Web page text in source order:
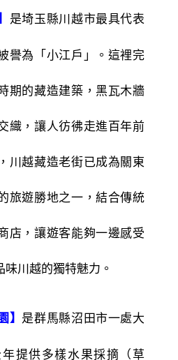
是埼玉縣川越市最具代表
譽為「小江戶」。這裡完
期的藏造建築，黑瓦木牆
織，讓人彷彿走進百年前
川越藏造老街已成為關東
旅遊勝地之一，結合傳統
店，讓遊客能夠一邊感受
川越的獨特魅力。
】 是群馬縣沼田市一處大
提供多樣水果採摘（草